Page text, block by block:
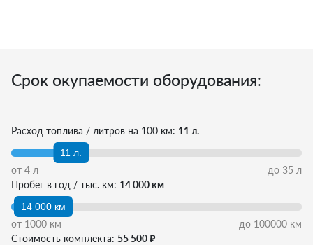
Срок окупаемости оборудования:
Расход топлива / литров на 100 км: 11 л.
11 л.
от 4 л до 35 л
Пробег в год / тыс. км: 14 000 км
14 000 км
от 1000 км до 100000 км
Стоимость комплекта: 55 500 ₽